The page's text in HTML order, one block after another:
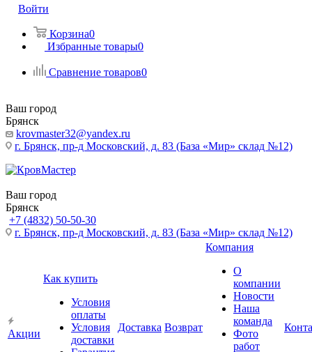
Войти
Корзина0
Избранные товары0
Сравнение товаров0
Ваш город
Брянск
krovmaster32@yandex.ru
г. Брянск, пр-д Московский, д. 83 (База «Мир» склад №12)
Ваш город
Брянск
+7 (4832) 50-50-30
г. Брянск, пр-д Московский, д. 83 (База «Мир» склад №12)
Акции
Как купить
Условия
оплаты
Условия
доставки
Доставка Возврат
Компания
О
компании
Новости
Наша
команда
Фото
работ